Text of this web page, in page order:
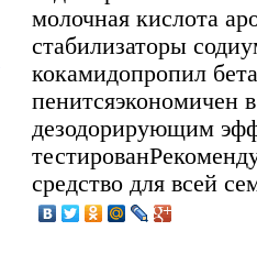
молочная кислота
стабилизаторы
кокамидопропил
пенитсяэкономичен
дезодорирующим
средство для всей